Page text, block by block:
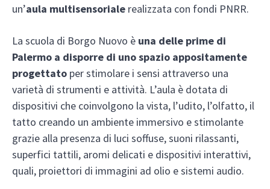
un’aula multisensoriale realizzata con fondi PNRR.
La scuola di Borgo Nuovo è una delle prime di
Palermo a disporre di uno spazio appositamente
progettato per stimolare i sensi attraverso una
varietà di strumenti e attività. L’aula è dotata di
dispositivi che coinvolgono la vista, l’udito, l’olfatto, il
tatto creando un ambiente immersivo e stimolante
grazie alla presenza di luci soffuse, suoni rilassanti,
superfici tattili, aromi delicati e dispositivi interattivi,
quali, proiettori di immagini ad olio e sistemi audio.